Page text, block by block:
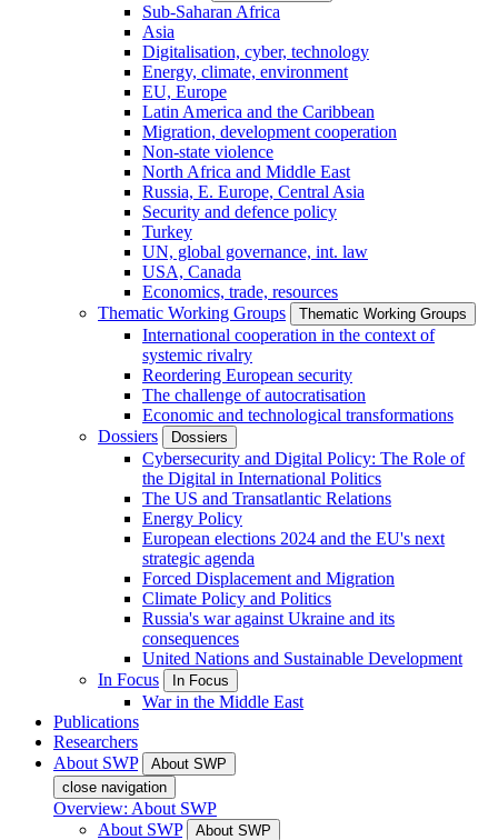
Sub-Saharan Africa
Asia
Digitalisation, cyber, technology
Energy, climate, environment
EU, Europe
Latin America and the Caribbean
Migration, development cooperation
Non-state violence
North Africa and Middle East
Russia, E. Europe, Central Asia
Security and defence policy
Turkey
UN, global governance, int. law
USA, Canada
Economics, trade, resources
Thematic Working Groups
Thematic Working Groups
International cooperation in the context of
systemic rivalry
Reordering European security
The challenge of autocratisation
Economic and technological transformations
Dossiers
Dossiers
Cybersecurity and Digital Policy: The Role of
the Digital in International Politics
The US and Transatlantic Relations
Energy Policy
European elections 2024 and the EU's next
strategic agenda
Forced Displacement and Migration
Climate Policy and Politics
Russia's war against Ukraine and its
consequences
United Nations and Sustainable Development
In Focus
In Focus
War in the Middle East
Publications
Researchers
About SWP
About SWP
close navigation
Overview: About SWP
About SWP
About SWP